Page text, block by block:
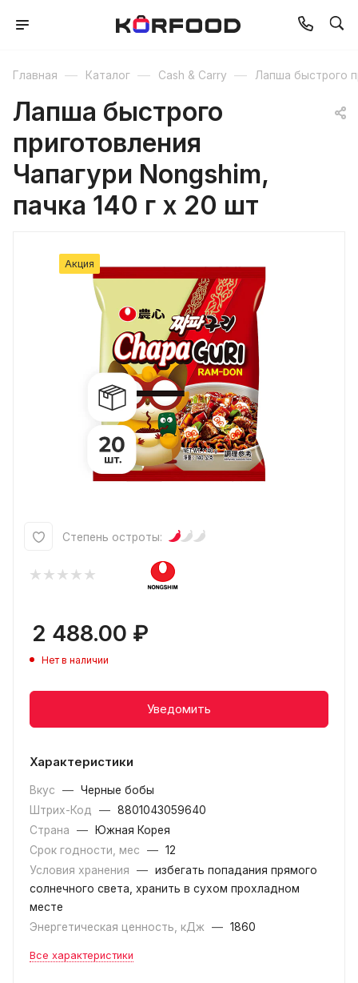
Главная — Каталог — Cash & Carry — Лапша быстрого
Лапша быстрого
приготовления
Чапагури Nongshim,
пачка 140 г х 20 шт
Акция
Степень остроты:
2 488.00 ₽
Нет в наличии
Уведомить
Характеристики
Вкус — Черные бобы
Штрих-Код
— 8801043059640
Страна
—
Южная Корея
Срок годности, мес
— 12
Условия хранения
— избегать попадания прямого
солнечного света, хранить в сухом прохладном
месте
Энергетическая ценность, кДж
— 1860
Все характеристики